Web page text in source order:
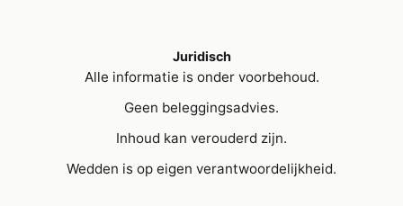
Juridisch
Alle informatie is onder voorbehoud.
Geen beleggingsadvies.
Inhoud kan verouderd zijn.
Wedden is op eigen verantwoordelijkheid.